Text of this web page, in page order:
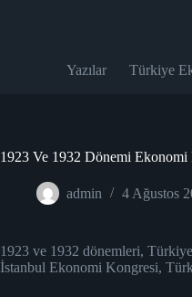
Yazılar Türkiye
1923 Ve 1932 Dönemi
admin 4 Ağustos
1923 ve 1932 dönemleri,
İstanbul Ekonomi Kongresi,